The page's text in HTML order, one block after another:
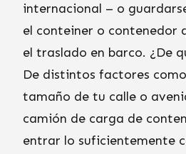
internacional – o
el conteiner o contenedor
el traslado en barco. ¿De
De distintos factores
tamaño de tu calle o
camión de carga de
entrar lo suficientemente